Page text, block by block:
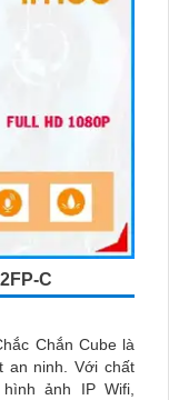
C
Chắn Cube là
Với chất
ảnh IP Wifi,